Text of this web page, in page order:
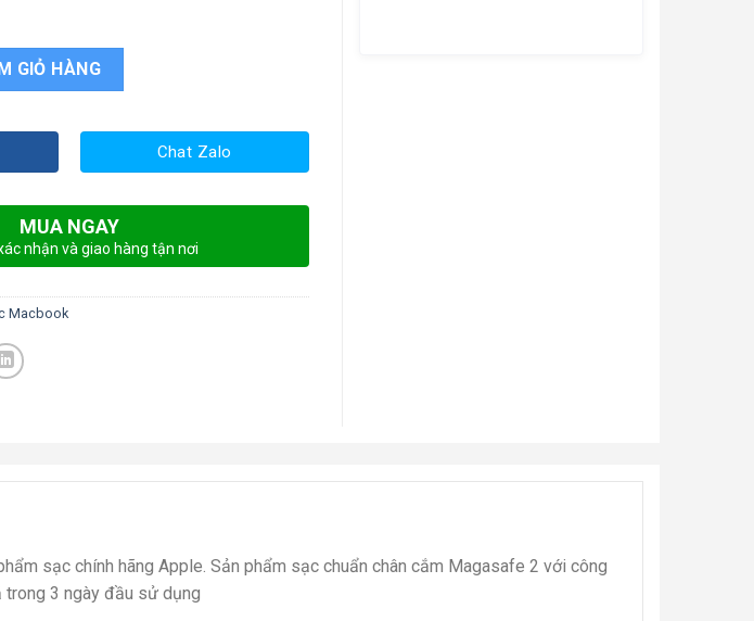
Retina MD212 quantity
GIỎ HÀNG
Chat Zalo
MUA NGAY
nhận và giao hàng tận nơi
Macbook
sạc chính hãng Apple. Sản phẩm sạc chuẩn chân cắm Magasafe 2 với công
trong 3 ngày đầu sử dụng